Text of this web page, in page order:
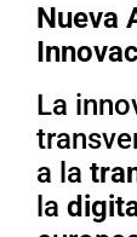
Nueva
La
a la
la